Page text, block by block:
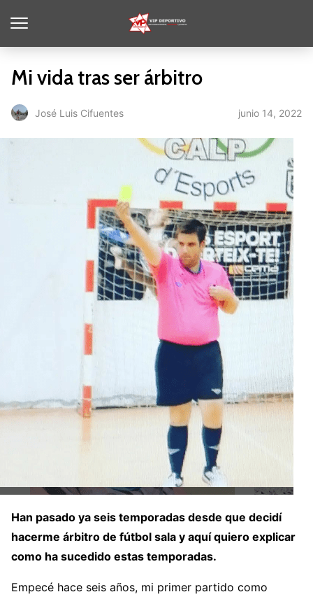
Mi vida tras ser árbitro
José Luis Cifuentes junio 14, 2022
Han pasado ya seis temporadas desde que decidí
hacerme árbitro de fútbol sala y aquí quiero explicar
como ha sucedido estas temporadas.
Empecé hace seis años, mi primer partido como